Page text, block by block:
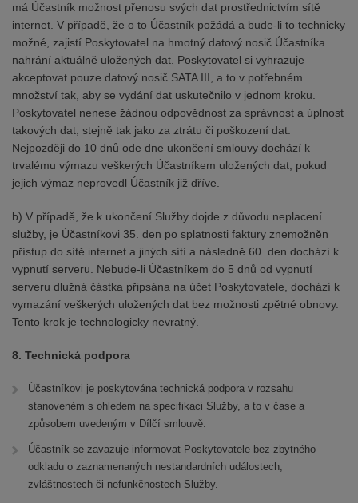
má Účastník možnost přenosu svých dat prostřednictvím sítě
internet. V případě, že o to Účastník požádá a bude-li to technicky
možné, zajistí Poskytovatel na hmotný datový nosič Účastníka
nahrání aktuálně uložených dat. Poskytovatel si vyhrazuje
akceptovat pouze datový nosič SATA III, a to v potřebném
množství tak, aby se vydání dat uskutečnilo v jednom kroku.
Poskytovatel nenese žádnou odpovědnost za správnost a úplnost
takových dat, stejně tak jako za ztrátu či poškození dat.
Nejpozději do 10 dnů ode dne ukončení smlouvy dochází k
trvalému výmazu veškerých Účastníkem uložených dat, pokud
jejich výmaz neprovedl Účastník již dříve.
b) V případě, že k ukončení Služby dojde z důvodu neplacení
služby, je Účastníkovi 35. den po splatnosti faktury znemožněn
přístup do sítě internet a jiných sítí a následně 60. den dochází k
vypnutí serveru. Nebude-li Účastníkem do 5 dnů od vypnutí
serveru dlužná částka připsána na účet Poskytovatele, dochází k
vymazání veškerých uložených dat bez možnosti zpětné obnovy.
Tento krok je technologicky nevratný.
8. Technická podpora
Účastníkovi je poskytována technická podpora v rozsahu
stanoveném s ohledem na specifikaci Služby, a to v čase a
způsobem uvedeným v Dílčí smlouvě.
Účastník se zavazuje informovat Poskytovatele bez zbytného
odkladu o zaznamenaných nestandardních událostech,
zvláštnostech či nefunkčnostech Služby.